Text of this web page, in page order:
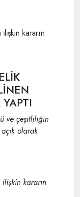
ve çeşitliliğin
olarak